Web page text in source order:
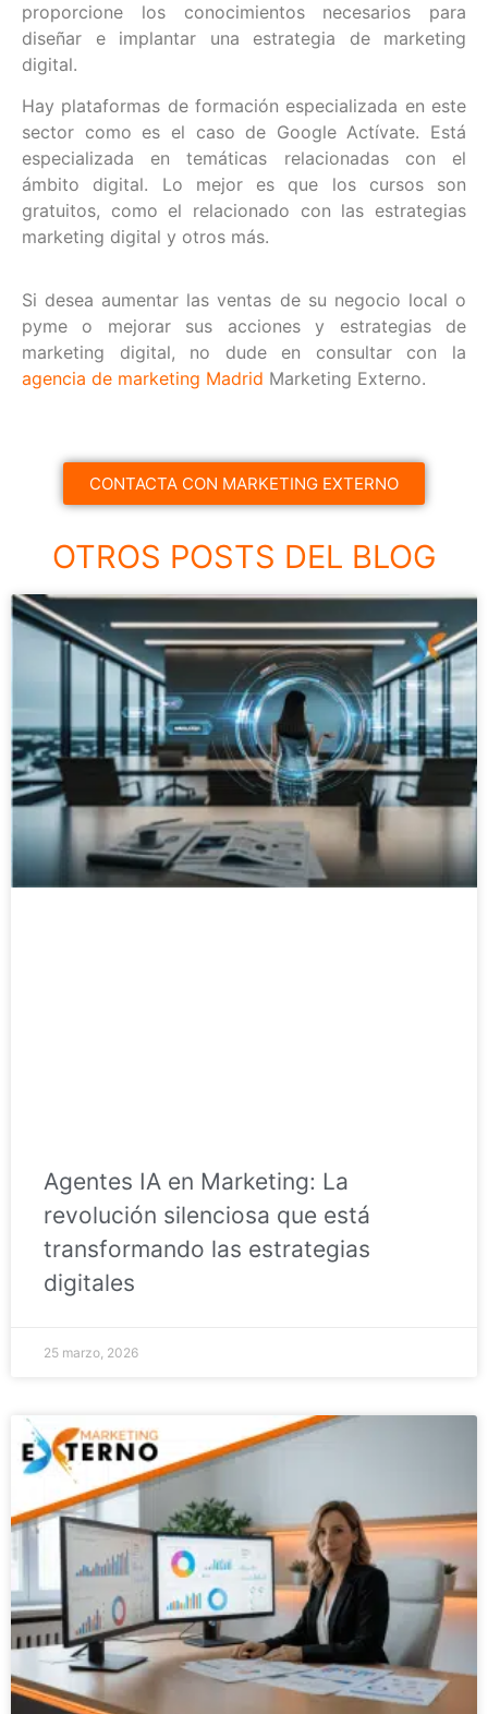
proporcione los conocimientos necesarios para
diseñar e implantar una estrategia de marketing
digital.
Hay plataformas de formación especializada en este
sector como es el caso de Google Actívate. Está
especializada en temáticas relacionadas con el
ámbito digital. Lo mejor es que los cursos son
gratuitos, como el relacionado con las estrategias
marketing digital y otros más.
Si desea aumentar las ventas de su negocio local o
pyme o mejorar sus acciones y estrategias de
marketing digital, no dude en consultar con la
agencia de marketing Madrid Marketing Externo.
CONTACTA CON MARKETING EXTERNO
OTROS POSTS DEL BLOG
Agentes IA en Marketing: La
revolución silenciosa que está
transformando las estrategias
digitales
25 marzo, 2026